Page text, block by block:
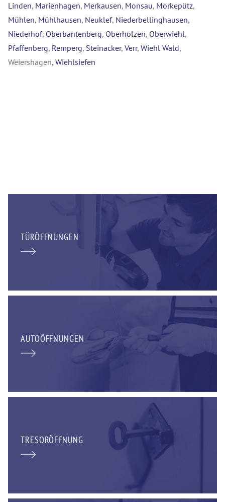
Linden, Marienhagen, Merkausen, Monsau, Morkepütz,
Mühlen, Mühlhausen, Neuklef, Niederbellinghausen,
Niederhof, Oberbantenberg, Oberholzen, Oberwiehl,
Pfaffenberg, Remperg, Steinacker, Verr, Wiehl Wald,
Weiershagen, Wiehlsiefen
TÜRÖFFNUNGEN
AUTOÖFFNUNGEN
TRESORÖFFNUNG